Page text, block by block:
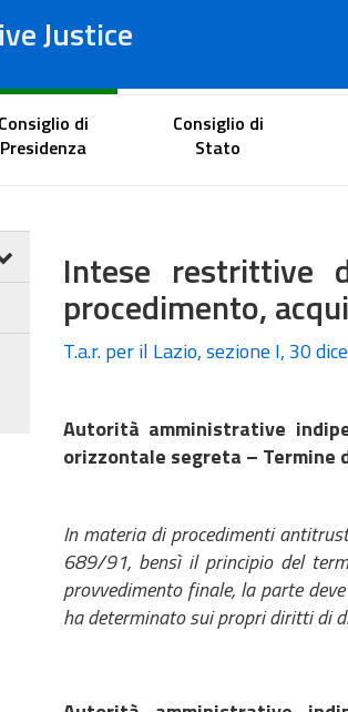
Justice
Courts
Consiglio di
Presidenza
Consiglio di
Stato
Intese restrittive
procedimento,
T.a.r. per il Lazio, sezione I, 30
Autorità amministrative
orizzontale segreta – Termine
In materia di procedimenti
689/91, bensì il principio del
provvedimento finale, la parte
ha determinato sui propri diritti di